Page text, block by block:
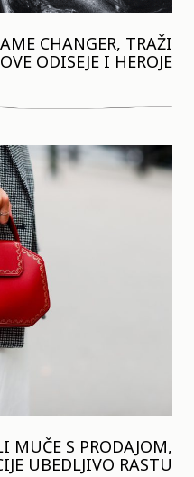
CHANGER, TRAŽI
ODISEJE I HEROJE
MUČE S PRODAJOM,
UBEDLJIVO RASTU